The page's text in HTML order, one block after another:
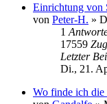
Einrichtung von
von Peter-H. »
1
17559
Letzter
Di., 21.
Wo finde ich